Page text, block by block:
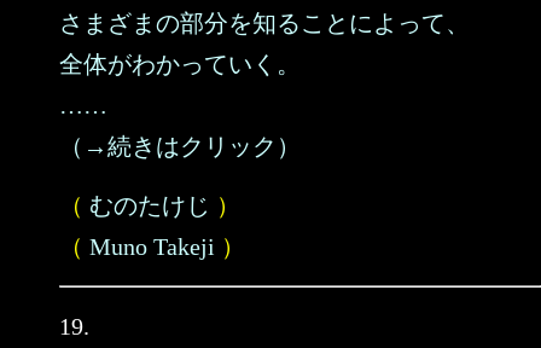
さまざまの部分を知ることによって、
全体がわかっていく。
……
（→続きはクリック）
（ むのたけじ ）
（ Muno Takeji ）
19.